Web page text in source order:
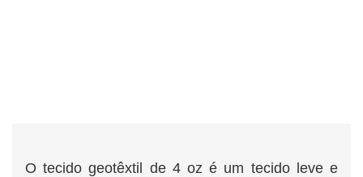
O tecido geotêxtil de 4 oz é um tecido leve e